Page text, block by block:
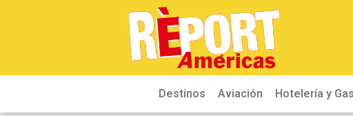
Destinos Aviación Hotelería y